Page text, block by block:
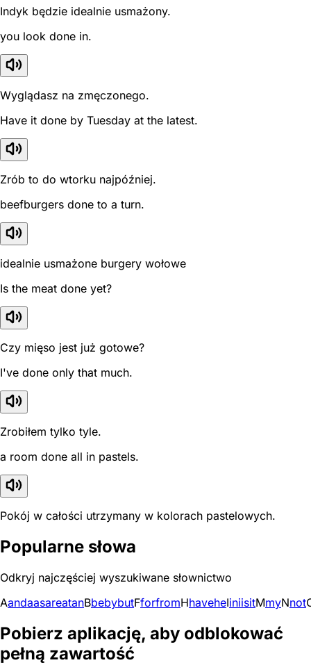
Indyk będzie idealnie usmażony.
you look done in.
Wyglądasz na zmęczonego.
Have it done by Tuesday at the latest.
Zrób to do wtorku najpóźniej.
beefburgers done to a turn.
idealnie usmażone burgery wołowe
Is the meat done yet?
Czy mięso jest już gotowe?
I've done only that much.
Zrobiłem tylko tyle.
a room done all in pastels.
Pokój w całości utrzymany w kolorach pastelowych.
Popularne słowa
Odkryj najczęściej wyszukiwane słownictwo
AandaasareatanBbebybutFforfromHhaveheIiniisitMmyNnot
Pobierz aplikację, aby odblokować
pełną zawartość